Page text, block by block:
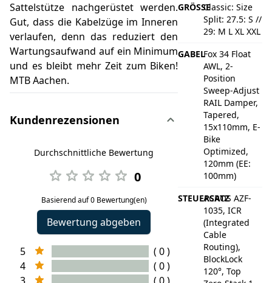
Sattelstütze nachgerüstet werden.
Gut, dass die Kabelzüge im Inneren
verlaufen, denn das reduziert den
Wartungsaufwand auf ein Minimum
und es bleibt mehr Zeit zum Biken!
MTB Aachen.
Kundenrezensionen
Durchschnittliche Bewertung
0
Basierend auf 0 Bewertung(en)
Bewertung abgeben
5
( 0 )
4
( 0 )
GRÖSSEClassic: Size
Split: 27.5: S //
29: M L XL XXL
GABELFox 34 Float
AWL, 2-
Position
Sweep-Adjust
RAIL Damper,
Tapered,
15x110mm, E-
Bike
Optimized,
120mm (EE:
100mm)
STEUERSATZ
ACROS AZF-
1035, ICR
(Integrated
Cable
Routing),
BlockLock
120°, Top